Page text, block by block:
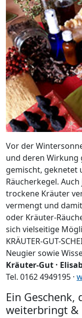
Vor der
und deren Wirkung
gemischt, geknetet
Räucherkegel.
trockene Kräuter
vermengt und
oder Kräuter-
sich vielseitige
KRÄUTER-GUT-
Neugier sowie
Kräuter-Gut ·
Tel. 0162 4949195 ·
Ein Geschenk,
weiterbringt &